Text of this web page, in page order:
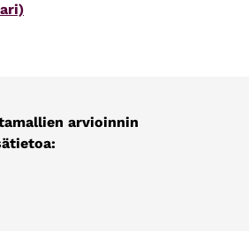
arvioinnin